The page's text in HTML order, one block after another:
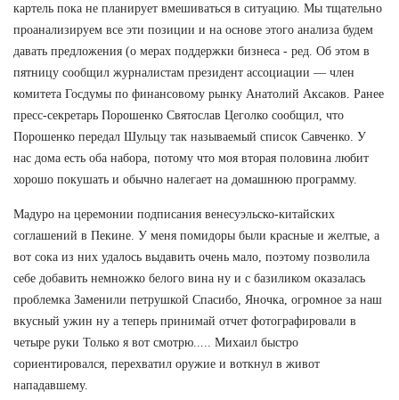
картель пока не планирует вмешиваться в ситуацию. Мы тщательно
проанализируем все эти позиции и на основе этого анализа будем
давать предложения (о мерах поддержки бизнеса - ред. Об этом в
пятницу сообщил журналистам президент ассоциации — член
комитета Госдумы по финансовому рынку Анатолий Аксаков. Ранее
пресс-секретарь Порошенко Святослав Цеголко сообщил, что
Порошенко передал Шульцу так называемый список Савченко. У
нас дома есть оба набора, потому что моя вторая половина любит
хорошо покушать и обычно налегает на домашнюю программу.
Мадуро на церемонии подписания венесуэльско-китайских
соглашений в Пекине. У меня помидоры были красные и желтые, а
вот сока из них удалось выдавить очень мало, поэтому позволила
себе добавить немножко белого вина ну и с базиликом оказалась
проблемка Заменили петрушкой Спасибо, Яночка, огромное за наш
вкусный ужин ну а теперь принимай отчет фотографировали в
четыре руки Только я вот смотрю..... Михаил быстро
сориентировался, перехватил оружие и воткнул в живот
нападавшему.